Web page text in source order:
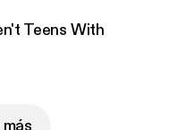
Teens With